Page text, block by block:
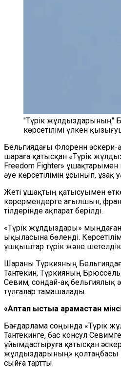
"Түрік жұлдыздарының"
көрсетілімі үлкен
Бельгиядағы Флоренн әскери-
шараға қатысқан «Түрік
Freedom Fighter»
әуе көрсетілімін ұсынып, ұзақ
Жеті ұшақтың қатысуымен
көрермендерге ағылшын,
тілдерінде ақпарат берілді.
«Түрік жұлдыздары»
ықыласына бөленді.
ұшқыштар түрік және шетелдік
Шараны Түркияның
Тантекин, Түркияның
Севим, сондай-ақ бельгиялық
тұлғалар тамашалады.
«Аптап ыстыққа қарамастан
Бағдарлама соңында «Түрік
Тантекинге, бас консул
ұйымдастыруға қатысқан
жұлдыздарының» қолтаңбасы
сыйға тартты.